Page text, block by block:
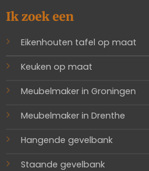
Ik zoek een
Eikenhouten tafel op maat
Keuken op maat
Meubelmaker in Groningen
Meubelmaker in Drenthe
Hangende gevelbank
Staande gevelbank